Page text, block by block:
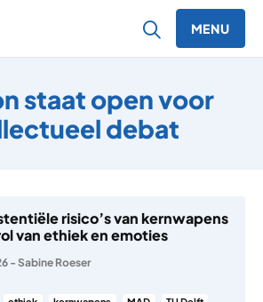
MENU
staat open voor
debat
risico’s van kernwapens
van ethiek en emoties
- Sabine Roeser